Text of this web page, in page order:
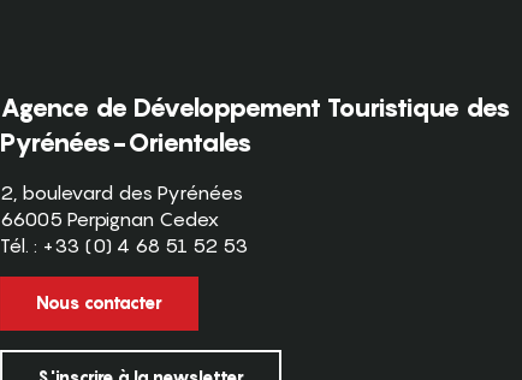
Agence de Développement Touristique des
Pyrénées-Orientales
2, boulevard des Pyrénées
66005 Perpignan Cedex
Tél. : +33 (0) 4 68 51 52 53
Nous contacter